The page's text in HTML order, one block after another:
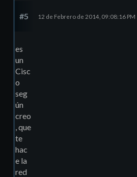
#5 12 de Febrero de 2014, 09:08:16 PM
es
un
Cisc
o
seg
ún
creo
, que
te
hac
e la
red